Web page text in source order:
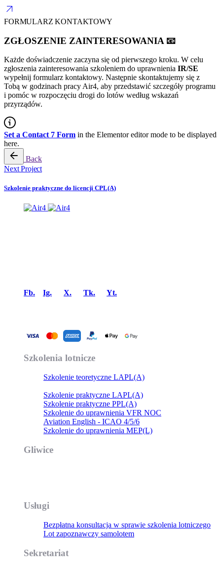
arrow_outward
FORMULARZ KONTAKTOWY
ZGŁOSZENIE ZAINTERESOWANIA 📧
Każde doświadczenie zaczyna się od pierwszego kroku. W celu
zgłoszenia zainteresowania szkoleniem do uprawnienia IR/SE
wypełnij formularz kontaktowy. Następnie skontaktujemy się z
Tobą w godzinach pracy Air4, aby przedstawić szczegóły programu
i pomóc w rozpoczęciu drogi do lotów według wskazań
przyrządów.
Set a Contact 7 Form in the Elementor editor mode to be displayed
here.
Back
Next Project
Szkolenie praktyczne do licencji CPL(A)
Fb.
Ig. X. Tk. Yt.
Szkolenia lotnicze
Szkolenie teoretyczne LAPL(A)
Szkolenie praktyczne LAPL(A)
Szkolenie praktyczne PPL(A)
Szkolenie do uprawnienia VFR NOC
Aviation English - ICAO 4/5/6
Szkolenie do uprawnienia MEP(L)
Gliwice
Usługi
Bezpłatna konsultacja w sprawie szkolenia lotniczego
Lot zapoznawczy samolotem
Sekretariat